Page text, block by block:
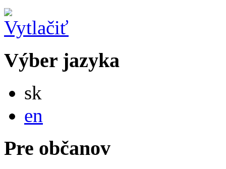
Výber jazyka
sk
en
Pre občanov